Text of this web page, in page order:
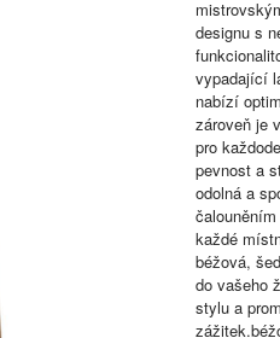
designu s
vypadající
nabízí
zároveň je
pro
pevnost a
odolná a
každé
béžová,
do vašeho
stylu a